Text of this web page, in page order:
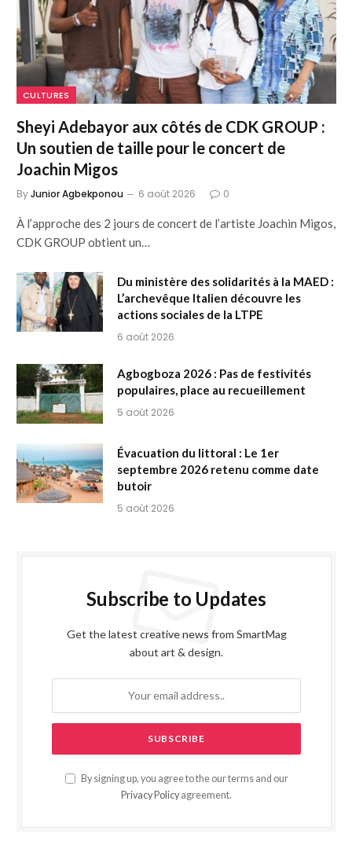
CULTURES
Sheyi Adebayor aux côtés de CDK GROUP :
Un soutien de taille pour le concert de
Joachin Migos
ByJunior Agbekponou 6 août 2026 0
À l’approche des 2 jours de concert de l’artiste Joachin Migos,
CDK GROUP obtient un…
Du ministère des solidarités à la MAED :
L’archevêque Italien découvre les
actions sociales de la LTPE
6 août 2026
Agbogboza 2026 : Pas de festivités
populaires, place au recueillement
5 août 2026
Évacuation du littoral : Le 1er
septembre 2026 retenu comme date
butoir
5 août 2026
Subscribe to Updates
Get the latest creative news from SmartMag
about art & design.
By signing up, you agree to the our terms and our
Privacy Policy agreement.